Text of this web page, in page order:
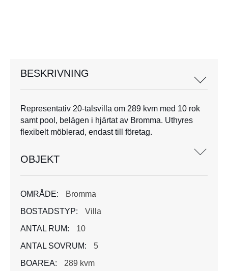
BESKRIVNING
Representativ 20-talsvilla om 289 kvm med 10 rok
samt pool, belägen i hjärtat av Bromma. Uthyres
flexibelt möblerad, endast till företag.
OBJEKT
OMRÅDE:
Bromma
BOSTADSTYP:
Villa
ANTAL RUM:
10
ANTAL SOVRUM:
5
BOAREA:
289 kvm